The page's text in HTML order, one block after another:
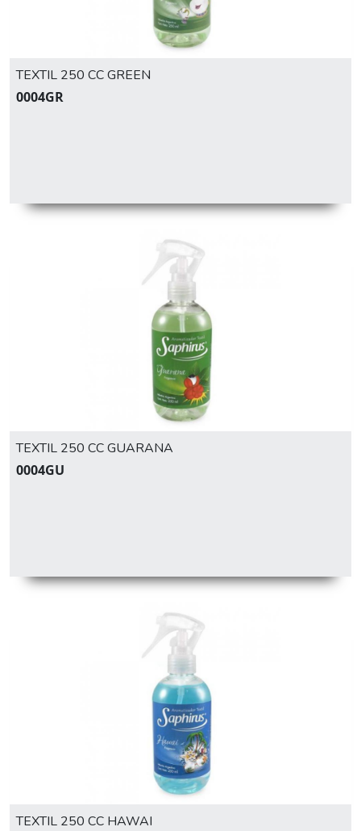
TEXTIL 250 CC GREEN
0004GR
TEXTIL 250 CC GUARANA
0004GU
TEXTIL 250 CC HAWAI